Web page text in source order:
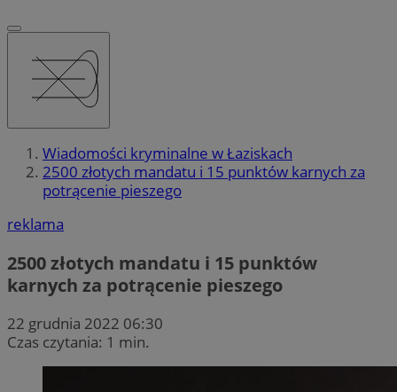
Wiadomości kryminalne w Łaziskach
2500 złotych mandatu i 15 punktów karnych za
potrącenie pieszego
reklama
2500 złotych mandatu i 15 punktów
karnych za potrącenie pieszego
22 grudnia 2022 06:30
Czas czytania: 1 min.